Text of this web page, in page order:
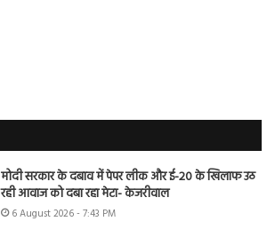
मोदी सरकार के दबाव में पेपर लीक और ई-20 के खिलाफ उठ
रही आवाज को दबा रहा मेटा- केजरीवाल
6 August 2026 - 7:43 PM